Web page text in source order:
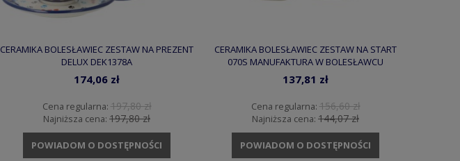
CERAMIKA BOLESŁAWIEC ZESTAW NA PREZENT
DELUX DEK1378A
174,06 zł
Cena regularna: 197,80 zł
Najniższa cena: 197,80 zł
POWIADOM O DOSTĘPNOŚCI
CERAMIKA BOLESŁAWIEC ZESTAW NA START
070S MANUFAKTURA W BOLESŁAWCU
137,81 zł
Cena regularna: 156,60 zł
Najniższa cena: 144,07 zł
POWIADOM O DOSTĘPNOŚCI